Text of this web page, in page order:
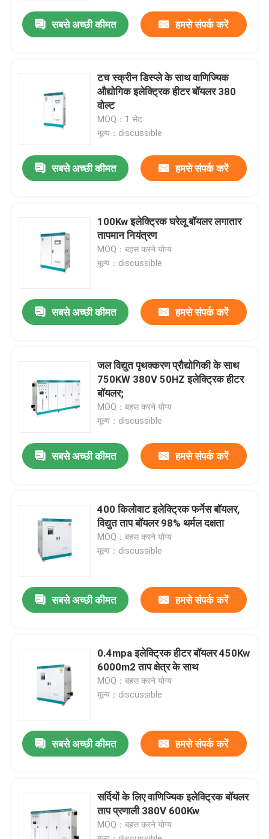
उत्पादों
हमारे बारे में
कारखाना भ्रमण
संपर्क करें
इलेक्ट्रिक हीटर बॉयलर
इलेक्ट्रिक स्टीम बॉयलर
दीवार पर चढ़कर इलेक्ट्रिक बॉयलर
सबसे अच्छी कीमत हमसे संपर्क करें
टच स्क्रीन डिस्प्ले के साथ वाणिज्यिक
औद्योगिक इलेक्ट्रिक हीटर बॉयलर 380
वोल्ट
MOQ：1 सेट
मूल्य：discussible
सबसे अच्छी कीमत हमसे संपर्क करें
100Kw इलेक्ट्रिक घरेलू बॉयलर लगातार
तापमान नियंत्रण
MOQ：बहस करने योग्य
मूल्य：discussible
सबसे अच्छी कीमत हमसे संपर्क करें
जल विद्युत पृथक्करण प्रौद्योगिकी के साथ
750KW 380V 50HZ इलेक्ट्रिक हीटर
बॉयलर;
MOQ：बहस करने योग्य
मूल्य：discussible
सबसे अच्छी कीमत हमसे संपर्क करें
400 किलोवाट इलेक्ट्रिक फर्नेस बॉयलर,
विद्युत ताप बॉयलर 98% थर्मल दक्षता
MOQ：बहस करने योग्य
मूल्य：discussible
सबसे अच्छी कीमत हमसे संपर्क करें
0.4mpa इलेक्ट्रिक हीटर बॉयलर 450Kw
6000m2 ताप क्षेत्र के साथ
MOQ：बहस करने योग्य
मूल्य：discussible
सबसे अच्छी कीमत हमसे संपर्क करें
सर्दियों के लिए वाणिज्यिक इलेक्ट्रिक बॉयलर
ताप प्रणाली 380V 600Kw
MOQ：बहस करने योग्य